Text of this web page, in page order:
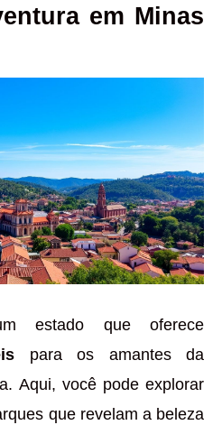
em Minas
estado que oferece
para os amantes da
Aqui, você pode explorar
que revelam a beleza